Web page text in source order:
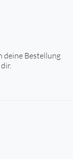
deine Bestellung